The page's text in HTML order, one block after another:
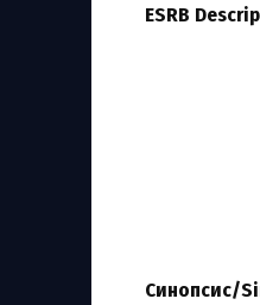
ESRB
Синопсис/